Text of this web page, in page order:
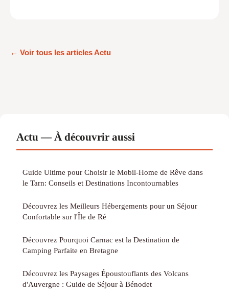
← Voir tous les articles Actu
Actu — À découvrir aussi
Guide Ultime pour Choisir le Mobil-Home de Rêve dans
le Tarn: Conseils et Destinations Incontournables
Découvrez les Meilleurs Hébergements pour un Séjour
Confortable sur l'Île de Ré
Découvrez Pourquoi Carnac est la Destination de
Camping Parfaite en Bretagne
Découvrez les Paysages Époustouflants des Volcans
d'Auvergne : Guide de Séjour à Bénodet